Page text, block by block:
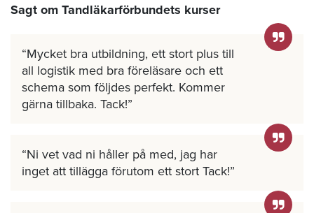
Sagt om Tandläkarförbundets kurser
Mycket bra utbildning, ett stort plus till
all logistik med bra föreläsare och ett
schema som följdes perfekt. Kommer
gärna tillbaka. Tack!
Ni vet vad ni håller på med, jag har
inget att tillägga förutom ett stort Tack!